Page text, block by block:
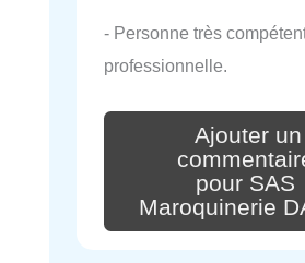
- Personne très
professionnelle.
Ajouter un
pour SAS
Maroquinerie